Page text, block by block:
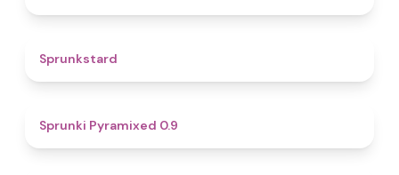
Sprunkstard
Sprunki Pyramixed 0.9